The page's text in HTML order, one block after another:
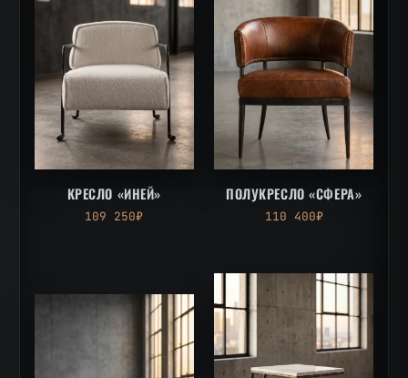
КРЕСЛО «ИНЕЙ»
109 250₽
ПОЛУКРЕСЛО «СФЕРА»
110 400₽